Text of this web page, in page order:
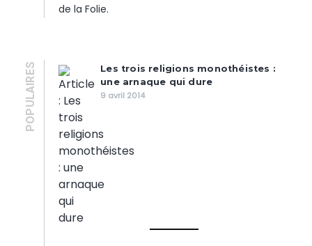
de la Folie.
POPULAIRES
Les trois religions monothéistes :
une arnaque qui dure
9 avril 2014